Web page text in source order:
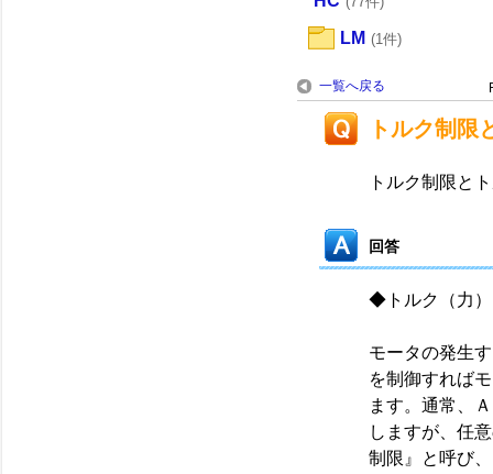
LM (1件)
一覧へ戻る
トルク制
トルク制限と
回答
◆トルク（力
モータの発生
を制御すれば
ます。通常、
しますが、任
制限』と呼び